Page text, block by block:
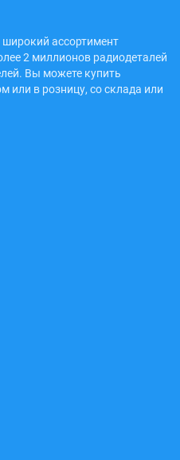
ассортимент
2 миллионов радиодеталей
Вы можете купить
или в розницу, со склада или